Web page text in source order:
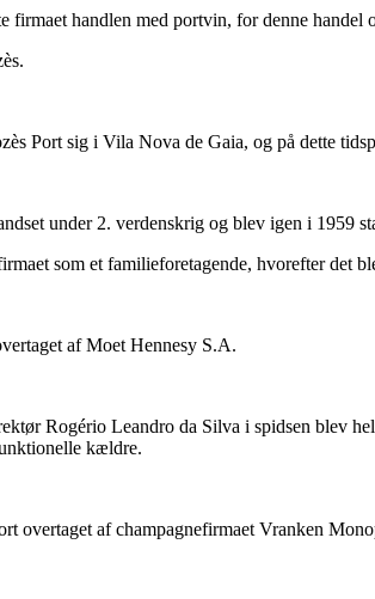
firmaet handlen med portvin, for denne handel
Port sig i Vila Nova de Gaia, og på dette
under 2. verdenskrig og blev igen i 1959
som et familieforetagende, hvorefter det
af Moet Hennesy S.A.
Rogério Leandro da Silva i spidsen blev
kældre.
overtaget af champagnefirmaet Vranken